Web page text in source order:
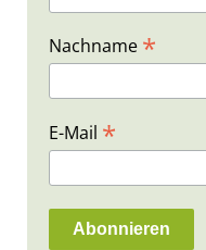
Nachname *
E-Mail *